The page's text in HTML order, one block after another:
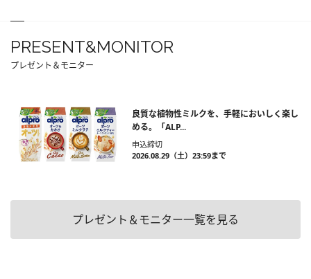
PRESENT&MONITOR
プレゼント＆モニター
良質な植物性ミルクを、手軽においしく楽し
める。「ALP...
申込締切
2026.08.29（土）23:59まで
プレゼント＆モニター一覧を見る